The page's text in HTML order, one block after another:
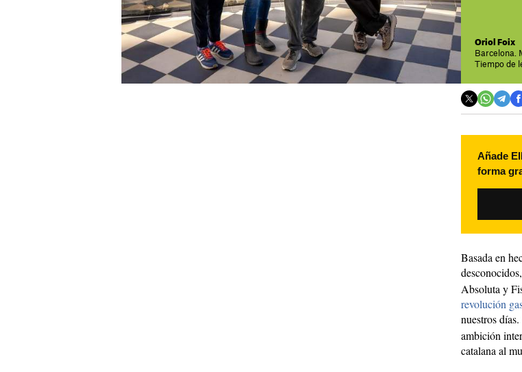
Oriol Foix
Barcelona.
Tiempo de
Añade
forma
Basada en
desconocidos,
Absoluta y
revolución
nuestros
ambición
catalana al